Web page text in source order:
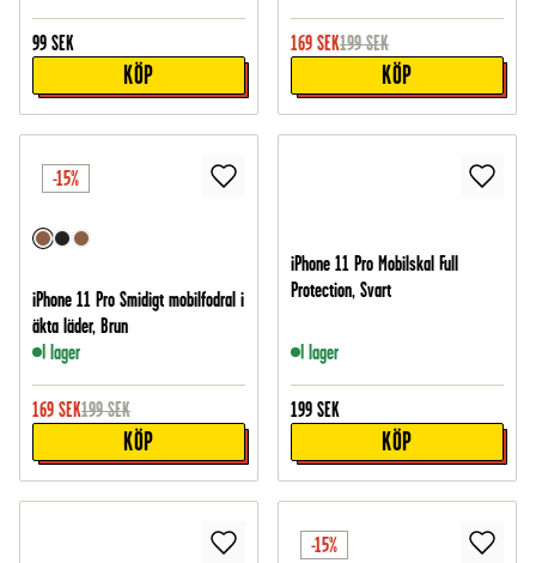
99 SEK
KÖP
169 SEK199 SEK
KÖP
-15%
iPhone 11 Pro Smidigt mobilfodral i
äkta läder, Brun
I lager
169 SEK199 SEK
KÖP
iPhone 11 Pro Mobilskal Full
Protection, Svart
I lager
199 SEK
KÖP
-15%